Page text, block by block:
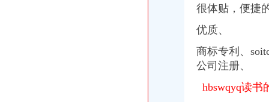
鑫辰财务企业官网|深圳公司注册|代理记账报税平台|高新企业技术申请|
香港公司报税缴税流程_蓝海35周年庆【免费】注册香港公司仅100名
很体贴， 便捷
优质、
商标专利、
公司注册、
hbswqyq读